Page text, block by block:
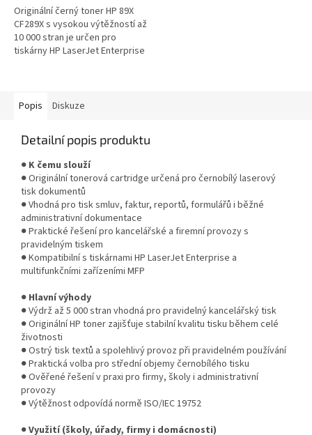
Originální černý toner HP 89X
CF289X s vysokou výtěžností až
10 000 stran je určen pro
tiskárny HP LaserJet Enterprise
Popis
Diskuze
Detailní popis produktu
● K čemu slouží
● Originální tonerová cartridge určená pro černobílý laserový
tisk dokumentů
● Vhodná pro tisk smluv, faktur, reportů, formulářů i běžné
administrativní dokumentace
● Praktické řešení pro kancelářské a firemní provozy s
pravidelným tiskem
● Kompatibilní s tiskárnami HP LaserJet Enterprise a
multifunkčními zařízeními MFP
● Hlavní výhody
● Výdrž až 5 000 stran vhodná pro pravidelný kancelářský tisk
● Originální HP toner zajišťuje stabilní kvalitu tisku během celé
životnosti
● Ostrý tisk textů a spolehlivý provoz při pravidelném používání
● Praktická volba pro střední objemy černobílého tisku
● Ověřené řešení v praxi pro firmy, školy i administrativní
provozy
● Výtěžnost odpovídá normě ISO/IEC 19752
●Využití (školy, úřady, firmy i domácnosti)